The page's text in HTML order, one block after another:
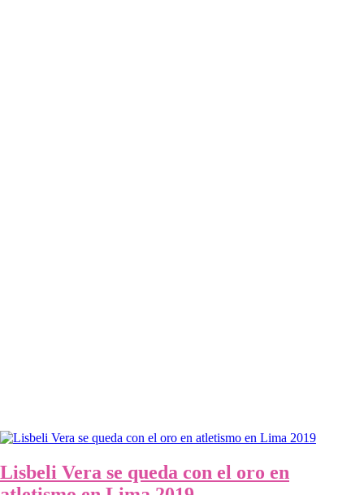
Lisbeli Vera se queda con el oro en